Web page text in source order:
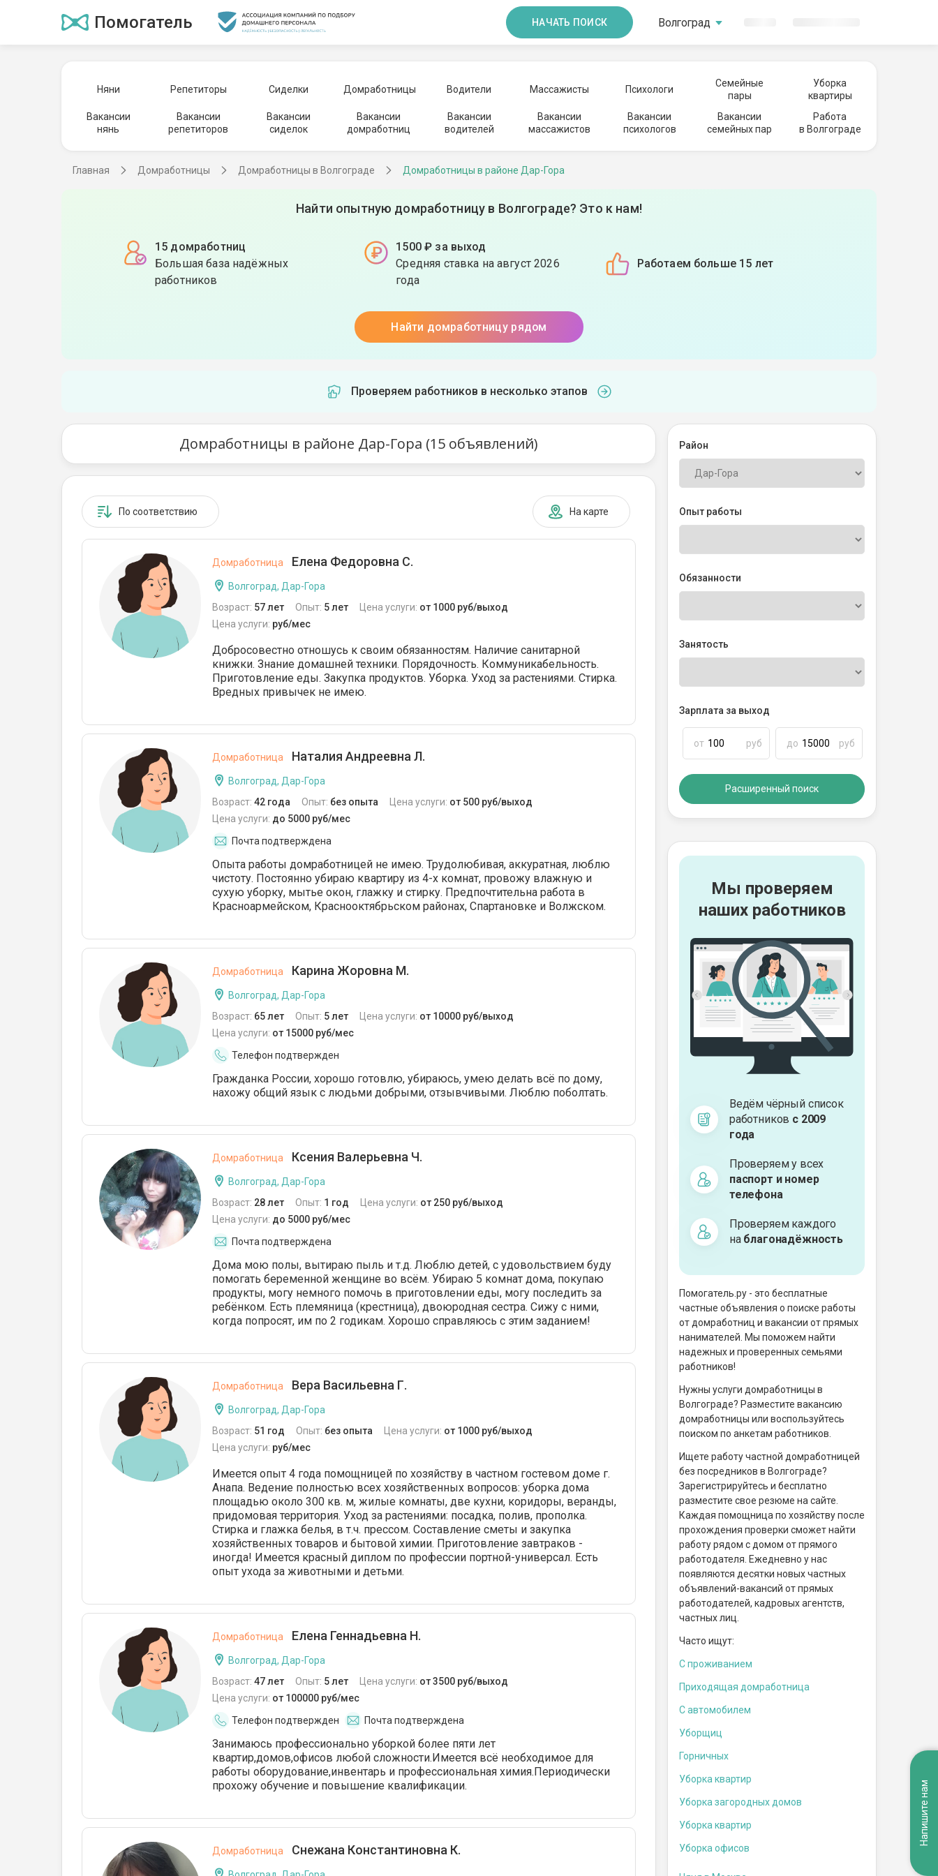
Помогатель НАЧАТЬ ПОИСК Волгоград
Няни Репетиторы Сиделки Домработницы Водители Массажисты Психологи
Семейные
пары
Уборка
квартиры
Вакансии
нянь
Вакансии
репетиторов
Вакансии
сиделок
Вакансии
домработниц
Вакансии
водителей
Вакансии
массажистов
Вакансии
психологов
Вакансии
семейных пар
Работа
в Волгограде
Главная Домработницы Домработницы в Волгограде Домработницы в районе Дар-Гора
Найти опытную домработницу в Волгограде? Это к нам!
15 домработниц
Большая база надёжных
работников
1500 ₽ за выход
Средняя ставка на август 2026
года
Работаем больше 15 лет
Найти домработницу рядом
Проверяем работников в несколько этапов
Домработницы в районе Дар-Гора (15 объявлений)
По соответствию На карте
Домработница Елена Федоровна С.
Волгоград, Дар-Гора
Возраст: 57 лет Опыт: 5 лет Цена услуги: от 1000 руб/выход
Цена услуги: руб/мес
Добросовестно отношусь к своим обязанностям. Наличие санитарной
книжки. Знание домашней техники. Порядочность. Коммуникабельность.
Приготовление еды. Закупка продуктов. Уборка. Уход за растениями. Стирка.
Вредных привычек не имею.
Домработница Наталия Андреевна Л.
Волгоград, Дар-Гора
Возраст: 42 года Опыт: без опыта Цена услуги: от 500 руб/выход
Цена услуги: до 5000 руб/мес
Почта подтверждена
Опыта работы домработницей не имею. Трудолюбивая, аккуратная, люблю
чистоту. Постоянно убираю квартиру из 4-х комнат, провожу влажную и
сухую уборку, мытье окон, глажку и стирку. Предпочтительна работа в
Красноармейском, Краснооктябрьском районах, Спартановке и Волжском.
Домработница Карина Жоровна М.
Волгоград, Дар-Гора
Возраст: 65 лет Опыт: 5 лет Цена услуги: от 10000 руб/выход
Цена услуги: от 15000 руб/мес
Телефон подтвержден
Гражданка России, хорошо готовлю, убираюсь, умею делать всё по дому,
нахожу общий язык с людьми добрыми, отзывчивыми. Люблю поболтать.
Домработница Ксения Валерьевна Ч.
Волгоград, Дар-Гора
Возраст: 28 лет Опыт: 1 год Цена услуги: от 250 руб/выход
Цена услуги: до 5000 руб/мес
Почта подтверждена
Дома мою полы, вытираю пыль и т.д. Люблю детей, с удовольствием буду
помогать беременной женщине во всём. Убираю 5 комнат дома, покупаю
продукты, могу немного помочь в приготовлении еды, могу последить за
ребёнком. Есть племяница (крестница), двоюродная сестра. Сижу с ними,
когда попросят, им по 2 годикам. Хорошо справляюсь с этим заданием!
Домработница Вера Васильевна Г.
Волгоград, Дар-Гора
Возраст: 51 год Опыт: без опыта Цена услуги: от 1000 руб/выход
Цена услуги: руб/мес
Имеется опыт 4 года помощницей по хозяйству в частном гостевом доме г.
Анапа. Ведение полностью всех хозяйственных вопросов: уборка дома
площадью около 300 кв. м, жилые комнаты, две кухни, коридоры, веранды,
придомовая территория. Уход за растениями: посадка, полив, прополка.
Стирка и глажка белья, в т.ч. прессом. Составление сметы и закупка
хозяйственных товаров и бытовой химии. Приготовление завтраков -
иногда! Имеется красный диплом по профессии портной-универсал. Есть
опыт ухода за животными и детьми.
Домработница Елена Геннадьевна Н.
Волгоград, Дар-Гора
Возраст: 47 лет Опыт: 5 лет Цена услуги: от 3500 руб/выход
Цена услуги: от 100000 руб/мес
Телефон подтвержден
Почта подтверждена
Занимаюсь профессионально уборкой более пяти лет
квартир,домов,офисов любой сложности.Имеется всё необходимое для
работы оборудование,инвентарь и профессиональная химия.Периодически
прохожу обучение и повышение квалификации.
Домработница Снежана Константиновна К.
Район
Опыт работы
Обязанности
Занятость
Зарплата за выход
от руб до руб
Расширенный поиск
Мы проверяем
наших работников
Ведём чёрный список
работников с 2009
года
Проверяем у всех
паспорт и номер
телефона
Проверяем каждого
на благонадёжность
Помогатель.ру - это бесплатные
частные объявления о поиске работы
от домработниц и вакансии от прямых
нанимателей. Мы поможем найти
надежных и проверенных семьями
работников!
Нужны услуги домработницы в
Волгограде? Разместите вакансию
домработницы или воспользуйтесь
поиском по анкетам работников.
Ищете работу частной домработницей
без посредников в Волгограде?
Зарегистрируйтесь и бесплатно
разместите свое резюме на сайте.
Каждая помощница по хозяйству после
прохождения проверки сможет найти
работу рядом с домом от прямого
работодателя. Ежедневно у нас
появляются десятки новых частных
объявлений-вакансий от прямых
работодателей, кадровых агентств,
частных лиц.
Часто ищут:
С проживанием
Приходящая домработница
С автомобилем
Уборщиц
Горничных
Уборка квартир
Уборка загородных домов
Уборка квартир
Уборка офисов
Напишите нам